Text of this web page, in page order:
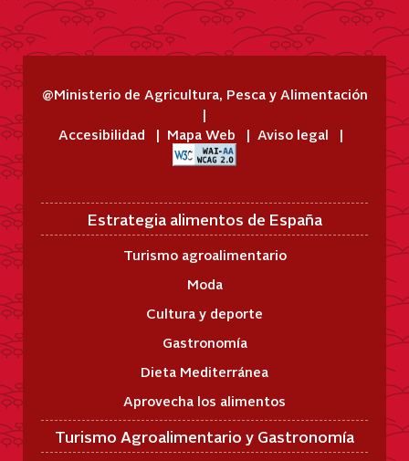
@Ministerio de Agricultura, Pesca y Alimentación
Accesibilidad Mapa Web Aviso legal
Estrategia alimentos de España
Turismo agroalimentario
Moda
Cultura y deporte
Gastronomía
Dieta Mediterránea
Aprovecha los alimentos
Turismo Agroalimentario y Gastronomía